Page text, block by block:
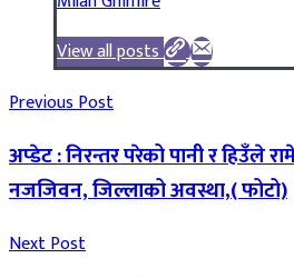
View all posts
Previous Post
अप्डेट : निरन्तर परेको पानी र हिउँले
नजजिवन, जिल्लाको अवस्था,( फोटो)
Next Post